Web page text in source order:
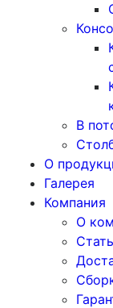
В
О
Галерея
Компания
О